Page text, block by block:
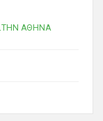
ΑΘΗΝΑ